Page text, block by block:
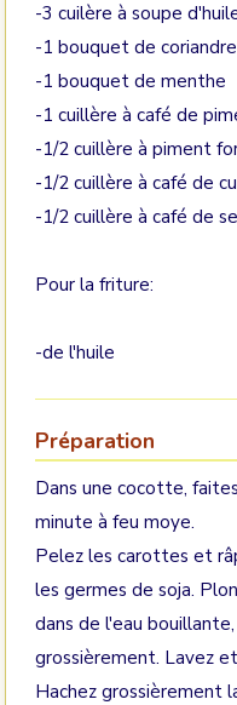
-3 cuilère à soupe
-1 bouquet de coriandre
-1 bouquet de menthe
-1 cuillère à café de
-1/2 cuillère à piment
-1/2 cuillère à café de
-1/2 cuillère à café de
Pour la friture:
-de l'huile
Préparation
Dans une cocotte,
minute à feu moye.
Pelez les carottes et
les germes de soja.
dans de l'eau
grossièrement. Lavez
Hachez grossièrement